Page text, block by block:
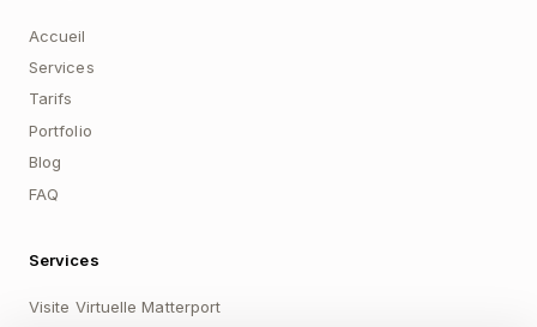
Accueil
Services
Tarifs
Portfolio
Blog
FAQ
Services
Visite Virtuelle Matterport